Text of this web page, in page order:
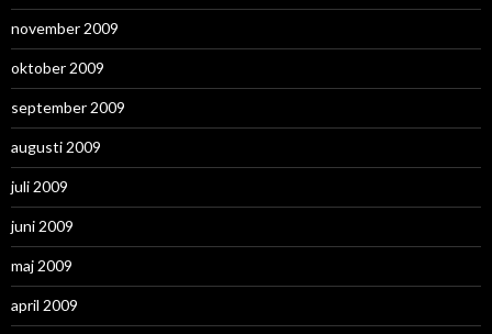
november 2009
oktober 2009
september 2009
augusti 2009
juli 2009
juni 2009
maj 2009
april 2009